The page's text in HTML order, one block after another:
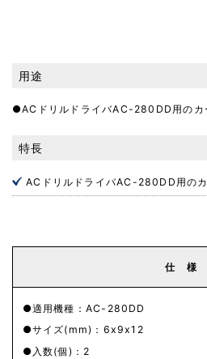
用途
●ACドリルドライバAC-280DD用のカ
特長
ACドリルドライバAC-280DD用のカ
仕 様
適用機種：AC-280DD
サイズ(mm)：6x9x12
入数(個)：2